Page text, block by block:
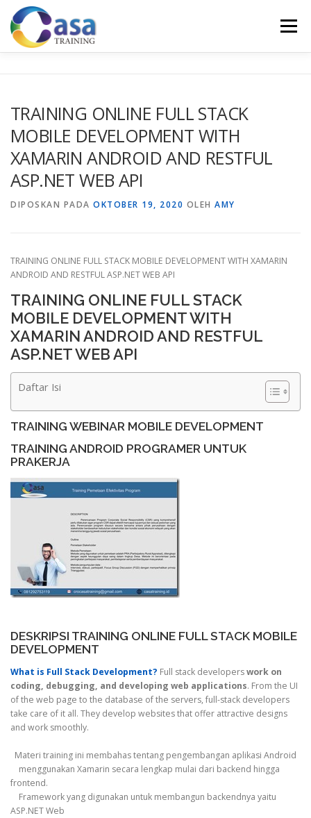
Lompat
konten
Menu
KONTAK KAMI SERTIFIKASI EVALUASI
TRAINING ONLINE FULL STACK
MOBILE DEVELOPMENT WITH
XAMARIN ANDROID AND RESTFUL
ASP.NET WEB API
DIPOSKAN PADA OKTOBER 19, 2020 OLEH AMY
TRAINING ONLINE FULL STACK MOBILE DEVELOPMENT WITH XAMARIN
ANDROID AND RESTFUL ASP.NET WEB API
TRAINING ONLINE FULL STACK
MOBILE DEVELOPMENT WITH
XAMARIN ANDROID AND RESTFUL
ASP.NET WEB API
Daftar Isi
TRAINING WEBINAR MOBILE DEVELOPMENT
TRAINING ANDROID PROGRAMER UNTUK
PRAKERJA
DESKRIPSI TRAINING ONLINE FULL STACK MOBILE
DEVELOPMENT
What is Full Stack Development? Full stack developerswork on
coding, debugging, and developing web applications. From the UI
of the web page to the database of the servers, full-stack developers
take care of it all. They develop websites that offer attractive designs
and work smoothly.
Materi training ini membahas tentang pengembangan aplikasi Android
menggunakan Xamarin secara lengkap mulai dari backend hingga
frontend.
Framework yang digunakan untuk membangun backendnya yaitu
ASP.NET Web